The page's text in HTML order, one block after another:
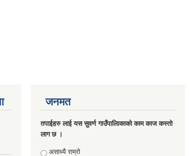
जनमत
तपाईहरु लाई यस सुवर्ण गाउँपालिाकाको काम काज कस्तो
लाग छ ।
Choices
असाध्यै राम्रो